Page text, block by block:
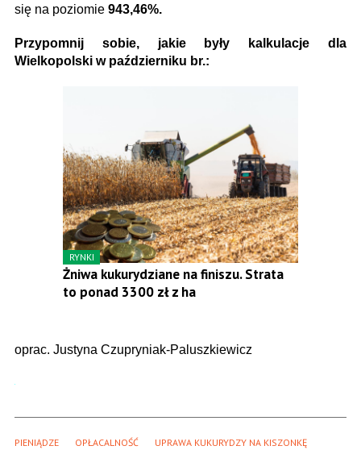
się na poziomie 943,46%.
Przypomnij sobie, jakie były kalkulacje dla
Wielkopolski w październiku br.:
RYNKI
Żniwa kukurydziane na finiszu. Strata
to ponad 3300 zł z ha
oprac. Justyna Czupryniak-Paluszkiewicz
PIENIĄDZE OPŁACALNOŚĆ UPRAWA KUKURYDZY NA KISZONKĘ